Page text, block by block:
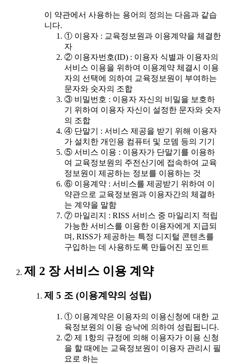
이 약관에서 사용하는 용어의 정의는 다음과 같습
니다.
① 이용자 : 교육정보원과 이용계약을 체결한
자
② 이용자번호(ID) : 이용자 식별과 이용자의
서비스 이용을 위하여 이용계약 체결시 이용
자의 선택에 의하여 교육정보원이 부여하는
문자와 숫자의 조합
③ 비밀번호 : 이용자 자신의 비밀을 보호하
기 위하여 이용자 자신이 설정한 문자와 숫자
의 조합
④ 단말기 : 서비스 제공을 받기 위해 이용자
가 설치한 개인용 컴퓨터 및 모뎀 등의 기기
⑤ 서비스 이용 : 이용자가 단말기를 이용하
여 교육정보원의 주전산기에 접속하여 교육
정보원이 제공하는 정보를 이용하는 것
⑥ 이용계약 : 서비스를 제공받기 위하여 이
약관으로 교육정보원과 이용자간의 체결하
는 계약을 말함
⑦ 마일리지 : RISS 서비스 중 마일리지 적립
가능한 서비스를 이용한 이용자에게 지급되
며, RISS가 제공하는 특정 디지털 콘텐츠를
구입하는 데 사용하도록 만들어진 포인트
제 2 장 서비스 이용 계약
제 5 조 (이용계약의 성립)
① 이용계약은 이용자의 이용신청에 대한 교
육정보원의 이용 승낙에 의하여 성립됩니다.
② 제 1항의 규정에 의해 이용자가 이용 신청
을 할 때에는 교육정보원이 이용자 관리시 필
요로 하는